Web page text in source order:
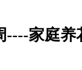
----家庭